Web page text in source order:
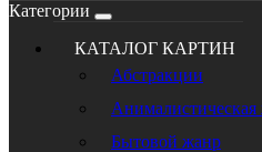
Категории
КАТАЛОГ КАРТИН
Абстракции
Бытовой жанр